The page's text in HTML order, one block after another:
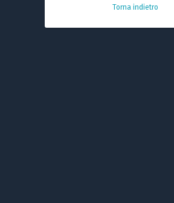
Torna indietro